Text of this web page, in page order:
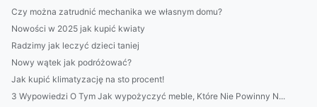
Czy można zatrudnić mechanika we własnym domu?
Nowości w 2025 jak kupić kwiaty
Radzimy jak leczyć dzieci taniej
Nowy wątek jak podróżować?
Jak kupić klimatyzację na sto procent!
3 Wypowiedzi O Tym Jak wypożyczyć meble, Które Nie Powinny N...